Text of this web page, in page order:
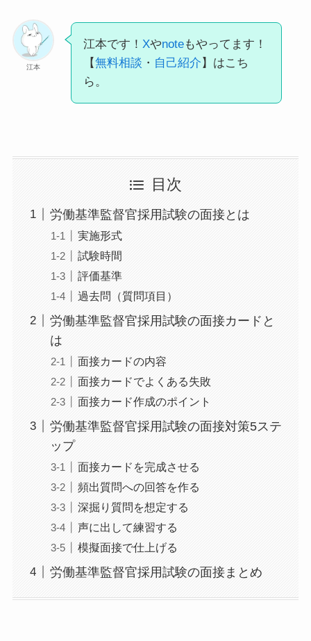
江本
江本です！ Xやnoteもやってます！
【無料相談 ・ 自己紹介 】はこち
ら。
目次
労働基準監督官採用試験の面接とは
実施形式
試験時間
評価基準
過去問（質問項目）
労働基準監督官採用試験の面接カードと
は
面接カードの内容
面接カードでよくある失敗
面接カード作成のポイント
労働基準監督官採用試験の面接対策5ステ
ップ
面接カードを完成させる
頻出質問への回答を作る
深掘り質問を想定する
声に出して練習する
模擬面接で仕上げる
労働基準監督官採用試験の面接まとめ